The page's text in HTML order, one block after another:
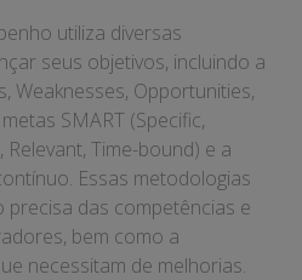
utiliza diversas
seus objetivos, incluindo a
Weaknesses, Opportunities,
SMART (Specific,
Time-bound) e a
Essas metodologias
precisa das competências e
bem como a
necessitam de melhorias.